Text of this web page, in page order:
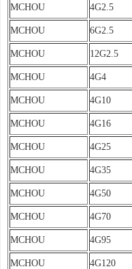
MCHOU 4G2.5
MCHOU 6G2.5
MCHOU 12G2.5
MCHOU 4G4
MCHOU 4G10
MCHOU 4G16
MCHOU 4G25
MCHOU 4G35
MCHOU 4G50
MCHOU 4G70
MCHOU 4G95
MCHOU 4G120